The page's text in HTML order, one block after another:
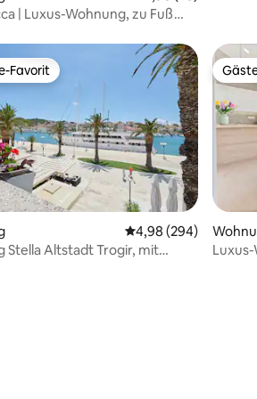
| Luxus-Wohnung, zu Fuß
4,99 von 5, 104 Bewertungen
Gäste-Favorit.
Favorit
Durchschnittliche
4,98 (294)
Stella Altstadt Trogir, mit
Luxus-